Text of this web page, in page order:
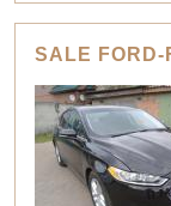
SALE FORD-